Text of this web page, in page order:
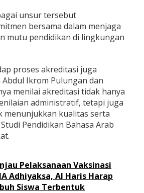
unsur tersebut
bersama dalam menjaga
mutu pendidikan di lingkungan
proses akreditasi juga
Ikrom Pulungan dan
menilai akreditasi tidak hanya
administratif, tetapi juga
menunjukkan kualitas serta
Pendidikan Bahasa Arab
Pelaksanaan Vaksinasi
Adhiyaksa, Al Haris Harap
Siswa Terbentuk